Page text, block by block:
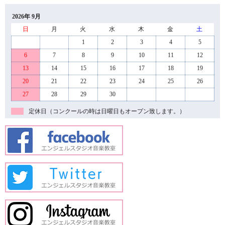
2026年 9月
日
月 火 水 木 金
土
1
2 3 4
5
6
7 8 9 10 11
12
13
14 15 16 17 18
19
20
21 22 23 24 25
26
27
28 29 30
定休日（コンクールの時は日曜日もオープン致します。）